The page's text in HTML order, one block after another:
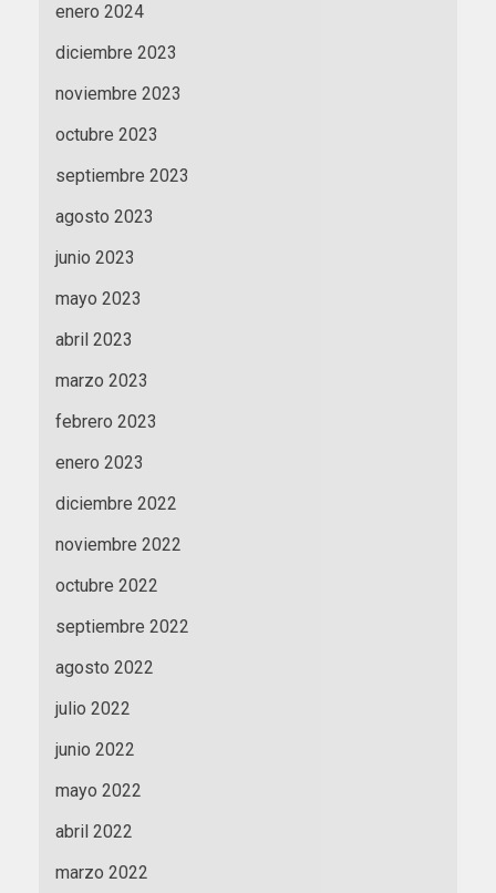
enero 2024
diciembre 2023
noviembre 2023
octubre 2023
septiembre 2023
agosto 2023
junio 2023
mayo 2023
abril 2023
marzo 2023
febrero 2023
enero 2023
diciembre 2022
noviembre 2022
octubre 2022
septiembre 2022
agosto 2022
julio 2022
junio 2022
mayo 2022
abril 2022
marzo 2022